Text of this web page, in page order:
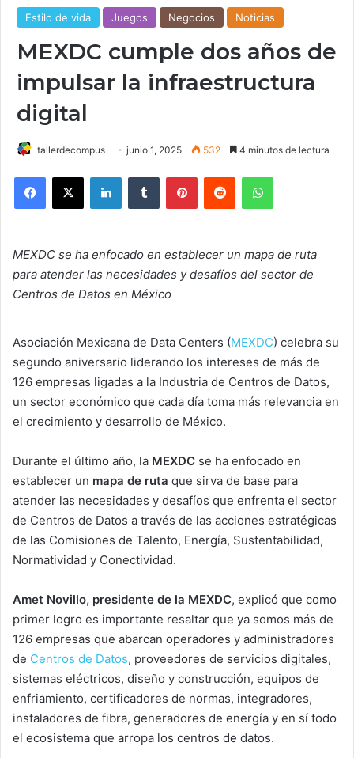
Estilo de vida Juegos Negocios Noticias
MEXDC cumple dos años de
impulsar la infraestructura
digital
tallerdecompus junio 1, 2025 532 4 minutos de lectura
MEXDC se ha enfocado en establecer un mapa de ruta
para atender las necesidades y desafíos del sector de
Centros de Datos en México
Asociación Mexicana de Data Centers (MEXDC) celebra su
segundo aniversario liderando los intereses de más de
126 empresas ligadas a la Industria de Centros de Datos,
un sector económico que cada día toma más relevancia en
el crecimiento y desarrollo de México.
Durante el último año, la MEXDC se ha enfocado en
establecer un mapa de ruta que sirva de base para
atender las necesidades y desafíos que enfrenta el sector
de Centros de Datos a través de las acciones estratégicas
de las Comisiones de Talento, Energía, Sustentabilidad,
Normatividad y Conectividad.
Amet Novillo, presidente de la MEXDC, explicó que como
primer logro es importante resaltar que ya somos más de
126 empresas que abarcan operadores y administradores
de Centros de Datos, proveedores de servicios digitales,
sistemas eléctricos, diseño y construcción, equipos de
enfriamiento, certificadores de normas, integradores,
instaladores de fibra, generadores de energía y en sí todo
el ecosistema que arropa los centros de datos.